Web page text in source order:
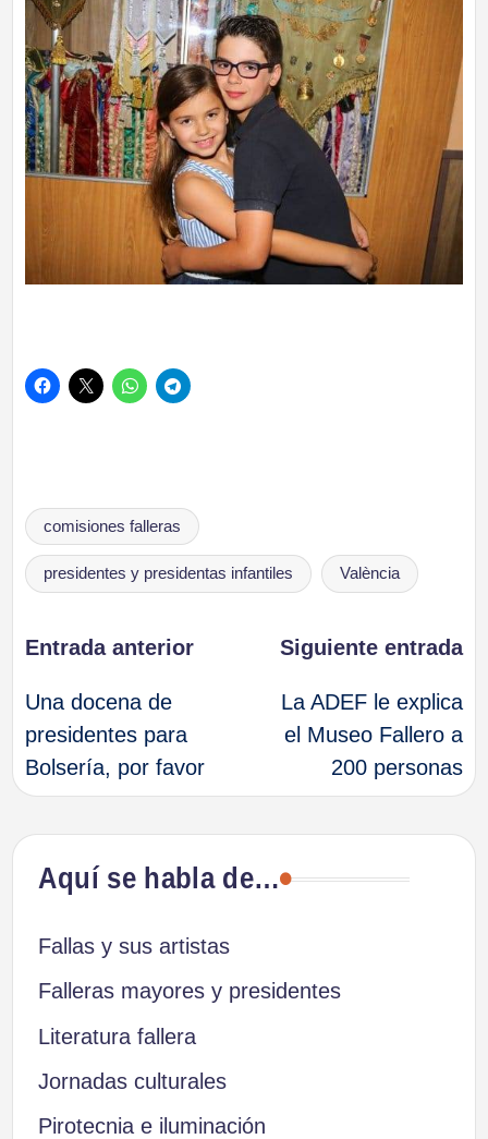
Etiquetas:
comisiones falleras
presidentes y presidentas infantiles València
Navegación
de
entradas
Entrada anterior
Una docena de
presidentes para
Bolsería, por favor
Siguiente entrada
La ADEF le explica
el Museo Fallero a
200 personas
Aquí se habla de…
Fallas y sus artistas
Falleras mayores y presidentes
Literatura fallera
Jornadas culturales
Pirotecnia e iluminación